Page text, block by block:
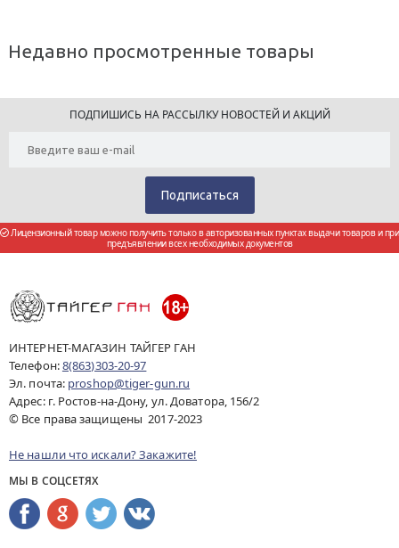
Недавно просмотренные товары
ПОДПИШИСЬ НА РАССЫЛКУ НОВОСТЕЙ И АКЦИЙ
Лицензионный товар можно получить только в авторизованных пунктах выдачи товаров и при
предъявлении всех необходимых документов
ИНТЕРНЕТ-МАГАЗИН ТАЙГЕР ГАН
Телефон:8(863)303-20-97
Эл. почта: proshop@tiger-gun.ru
Адрес: г. Ростов-на-Дону, ул. Доватора, 156/2
© Все права защищены 2017-2023
Не нашли что искали? Закажите!
МЫ В СОЦСЕТЯХ